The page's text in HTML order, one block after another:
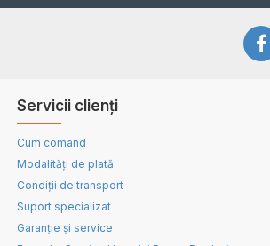
Servicii clienți
Cum comand
Modalități de plată
Condiții de transport
Suport specializat
Garanție și service